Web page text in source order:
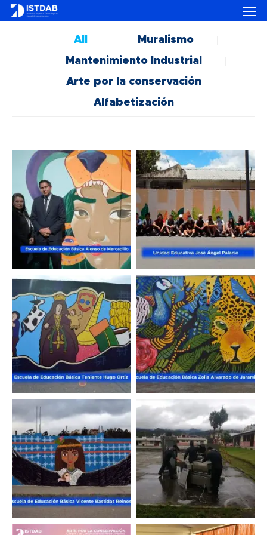
All
Muralismo
Mantenimiento Industrial
Arte por la conservación
Alfabetización